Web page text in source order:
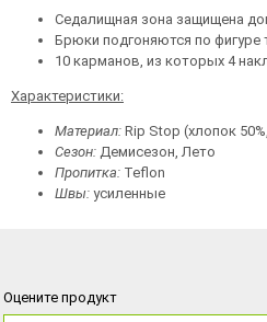
Седалищная зона защищена
Брюки подгоняются по фигуре
10 карманов, из которых 4
Характеристики:
Материал: Rip Stop (хлопок
Сезон: Демисезон, Лето
Пропитка: Teflon
Швы: усиленные
Оцените продукт